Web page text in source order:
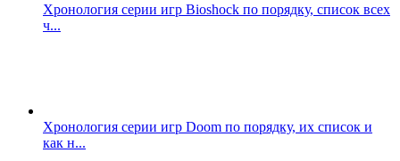
Хронология серии игр Bioshock по порядку, список всех
ч...
Хронология серии игр Doom по порядку, их список и
как н...